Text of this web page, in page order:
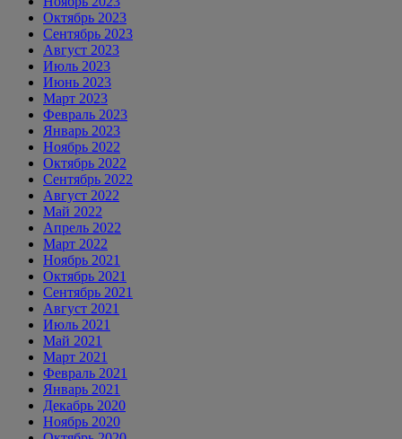
Октябрь 2023
Сентябрь 2023
Август 2023
Июль 2023
Июнь 2023
Март 2023
Февраль 2023
Январь 2023
Ноябрь 2022
Октябрь 2022
Сентябрь 2022
Август 2022
Май 2022
Апрель 2022
Март 2022
Ноябрь 2021
Октябрь 2021
Сентябрь 2021
Август 2021
Июль 2021
Май 2021
Март 2021
Февраль 2021
Январь 2021
Декабрь 2020
Ноябрь 2020